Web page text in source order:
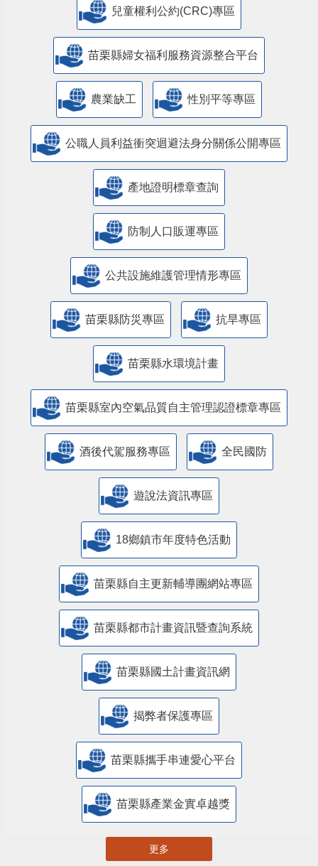
兒童權利公約(CRC)專區
苗栗縣婦女福利服務資源整合平台
農業缺工 性別平等專區
公職人員利益衝突迴避法身分關係公開專區
產地證明標章查詢
防制人口販運專區
​公共設施維護管理情形專區
苗栗縣防災專區 抗旱專區
苗栗縣水環境計畫
苗栗縣室內空氣品質自主管理認證標章專區
酒後代駕服務專區 全民國防
遊說法資訊專區
18鄉鎮市年度特色活動
苗栗縣自主更新輔導團網站專區
苗栗縣都市計畫資訊暨查詢系統
苗栗縣國土計畫資訊網
揭弊者保護專區
苗栗縣攜手串連愛心平台
苗栗縣產業金實卓越獎
更多